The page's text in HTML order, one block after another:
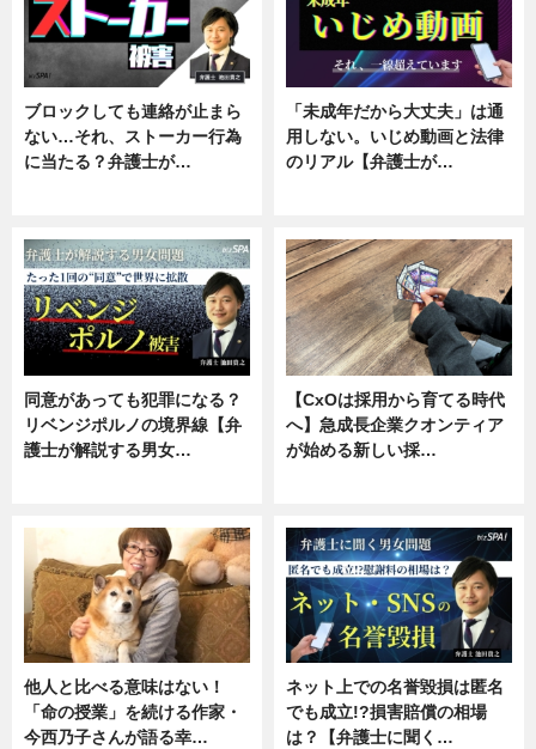
ブロックしても連絡が止まら
ない…それ、ストーカー行為
に当たる？弁護士が…
「未成年だから大丈夫」は通
用しない。いじめ動画と法律
のリアル【弁護士が…
同意があっても犯罪になる？
リベンジポルノの境界線【弁
護士が解説する男女…
【CxOは採用から育てる時代
へ】急成長企業クオンティア
が始める新しい採…
他人と比べる意味はない！
「命の授業」を続ける作家・
今西乃子さんが語る幸…
ネット上での名誉毀損は匿名
でも成立!?損害賠償の相場
は？【弁護士に聞く…